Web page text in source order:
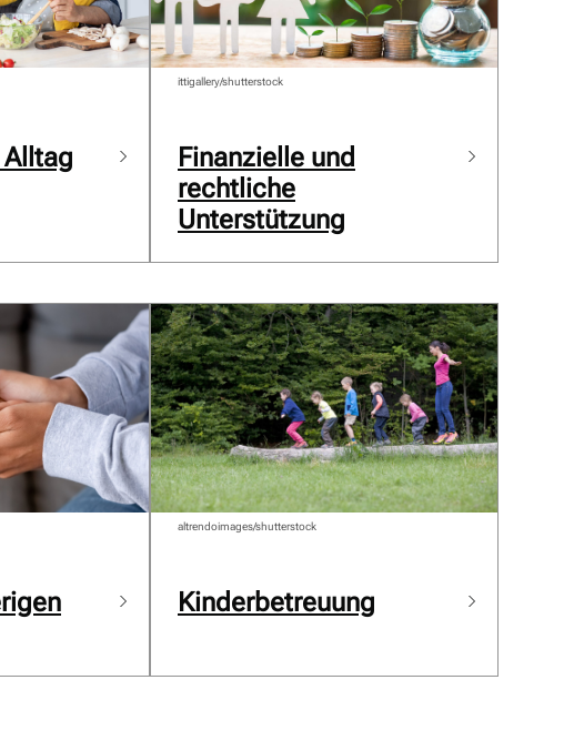
Alltag
Finanzielle und
rechtliche
Unterstützung
ittigallery/shutterstock
Kinderbetreuung
altrendoimages/shutterstock